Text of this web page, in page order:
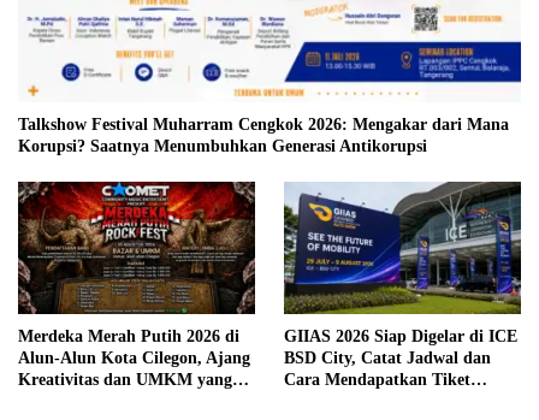
Talkshow Festival Muharram Cengkok 2026: Mengakar dari Mana
Korupsi? Saatnya Menumbuhkan Generasi Antikorupsi
Merdeka Merah Putih 2026 di
Alun-Alun Kota Cilegon, Ajang
Kreativitas dan UMKM yang
GIIAS 2026 Siap Digelar di ICE
BSD City, Catat Jadwal dan
Cara Mendapatkan Tiket